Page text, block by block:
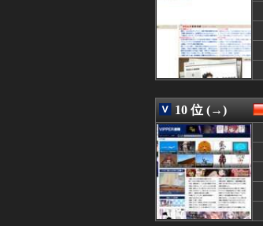
08/08 16:39
08/08 16:39
08/08 16:39
08/08 16:39
08/08 16:38
08/08 16:37
08/08 16:36
08/08 16:36
08/08 16:35
08/08 16:35
08/08 16:35
08/08 16:35
08/08 16:34
10 位 (→)